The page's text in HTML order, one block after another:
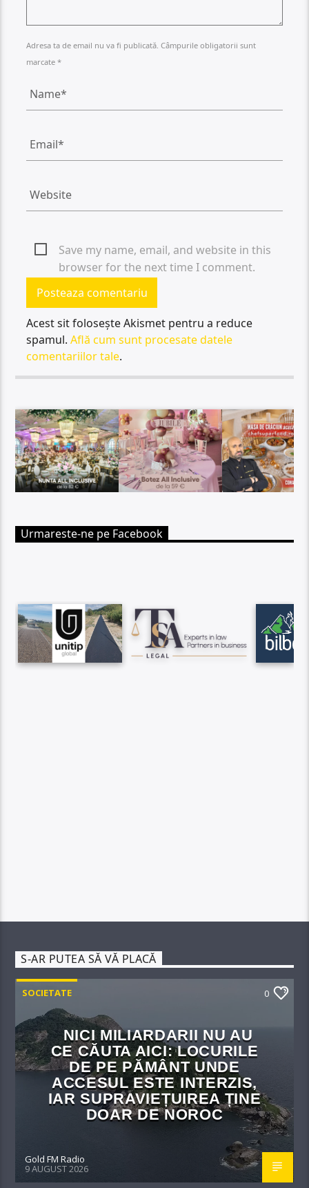
Adresa ta de email nu va fi publicată. Câmpurile obligatorii sunt
marcate *
Save my name, email, and website in this
browser for the next time I comment.
Acest sit folosește Akismet pentru a reduce
spamul.Află cum sunt procesate datele
comentariilor tale.
Urmareste-ne pe Facebook
S-AR PUTEA SĂ VĂ PLACĂ
SOCIETATE 0
NICI MILIARDARII NU AU
CE CĂUTA AICI: LOCURILE
DE PE PĂMÂNT UNDE
ACCESUL ESTE INTERZIS,
IAR SUPRAVIEȚUIREA ȚINE
DOAR DE NOROC
Gold FM Radio
9 AUGUST 2026